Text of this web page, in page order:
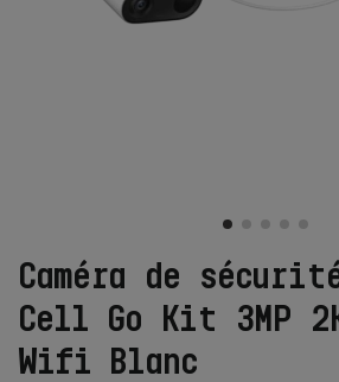
Caméra de
Cell Go Kit 3MP
Wifi Blanc